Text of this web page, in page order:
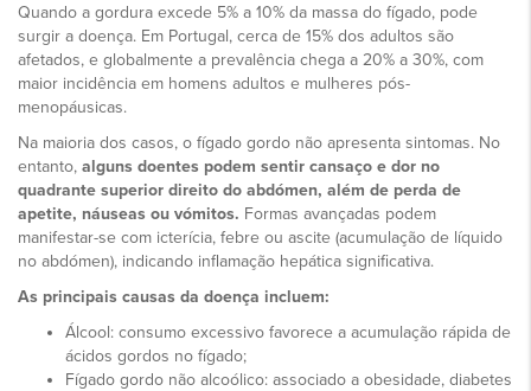
Quando a gordura excede 5% a 10% da massa do fígado, pode
surgir a doença. Em Portugal, cerca de 15% dos adultos são
afetados, e globalmente a prevalência chega a 20% a 30%, com
maior incidência em homens adultos e mulheres pós-
menopáusicas.
Na maioria dos casos, o fígado gordo não apresenta sintomas. No
entanto, alguns doentes podem sentir cansaço e dor no
quadrante superior direito do abdómen, além de perda de
apetite, náuseas ou vómitos. Formas avançadas podem
manifestar-se com icterícia, febre ou ascite (acumulação de líquido
no abdómen), indicando inflamação hepática significativa.
As principais causas da doença incluem:
Álcool: consumo excessivo favorece a acumulação rápida de
ácidos gordos no fígado;
Fígado gordo não alcoólico: associado a obesidade, diabetes